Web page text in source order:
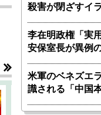
殺害が閉ざすイ
李在明政権「実
安保室長が異例
米軍のベネズエ
識される「中国